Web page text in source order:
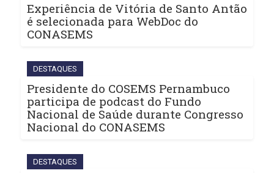
Experiência de Vitória de Santo Antão
é selecionada para WebDoc do
CONASEMS
DESTAQUES
Presidente do COSEMS Pernambuco
participa de podcast do Fundo
Nacional de Saúde durante Congresso
Nacional do CONASEMS
DESTAQUES